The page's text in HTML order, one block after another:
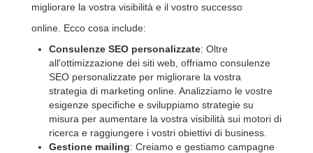
migliorare la vostra visibilità e il vostro successo
online. Ecco cosa include:
Consulenze SEO personalizzate: Oltre
all'ottimizzazione dei siti web, offriamo consulenze
SEO personalizzate per migliorare la vostra
strategia di marketing online. Analizziamo le vostre
esigenze specifiche e sviluppiamo strategie su
misura per aumentare la vostra visibilità sui motori di
ricerca e raggiungere i vostri obiettivi di business.
Gestione mailing: Creiamo e gestiamo campagne